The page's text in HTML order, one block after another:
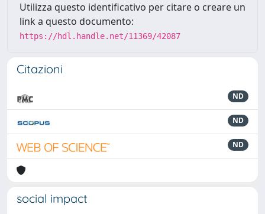
Utilizza questo identificativo per citare o creare un
link a questo documento:
https://hdl.handle.net/11369/42087
Citazioni
ND
ND
ND
social impact